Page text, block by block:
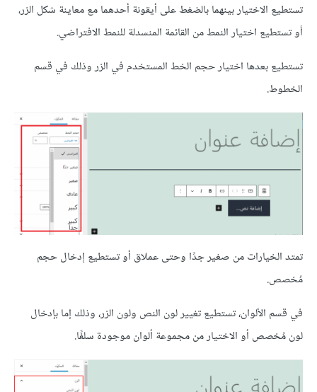
تستطيع الاختيار بينهما بالضغط على أيقونة أحدهما مع معاينة شكل الزر،
أو تستطيع اختيار النمط من القائمة المنسدلة للنمط الافتراضي.
تستطيع بعدها اختيار حجم الخط المستخدم في الزر وذلك في قسم
الخطوط.
تمتد الخيارات من صغير جدًا وحتى عملاق أو تستطيع إدخال حجم
مُخصص.
في قسم الألوان، تستطيع تغيير لون النص ولون الزر، وذلك إما بإدخال
لون مُخصص أو الاختيار من مجموعة ألوان موجودة سلفًا.